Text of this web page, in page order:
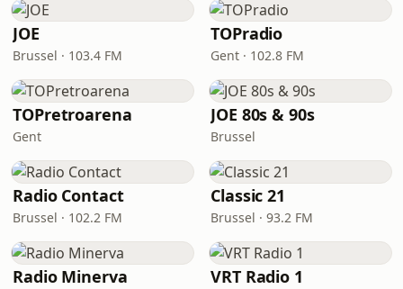
JOE
Brussel · 103.4 FM
TOPradio
Gent · 102.8 FM
TOPretroarena
Gent
JOE 80s & 90s
Brussel
Radio Contact
Brussel · 102.2 FM
Classic 21
Brussel · 93.2 FM
Radio Minerva VRT Radio 1